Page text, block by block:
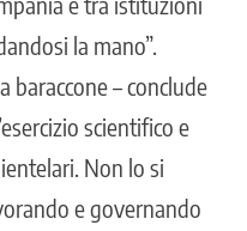
la mano”.
baraccone – conclude
scientifico e
Non lo si
e governando